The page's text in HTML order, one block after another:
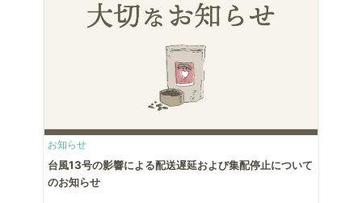
お知らせ
台風13号の影響による配送遅延および集配停止について
のお知らせ